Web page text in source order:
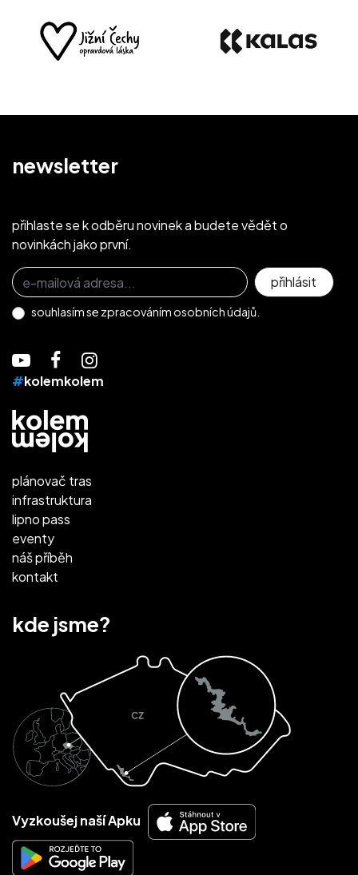
newsletter
přihlaste se k odběru novinek a budete vědět o
novinkách jako první.
Přihlaste se k odběru novinek
přihlásit
souhlasím se zpracováním osobních údajů.
#kolemkolem
plánovač tras
infrastruktura
lipno pass
eventy
náš příběh
kontakt
kde jsme?
Vyzkoušej naší Apku